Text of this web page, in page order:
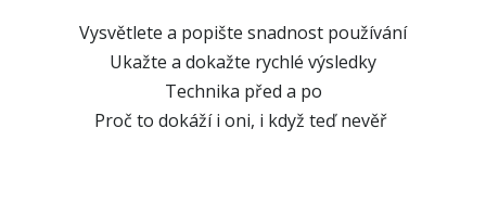
Vysvětlete a popište snadnost používání
Ukažte a dokažte rychlé výsledky
Technika před a po
Proč to dokáží i oni, i když teď nevěř